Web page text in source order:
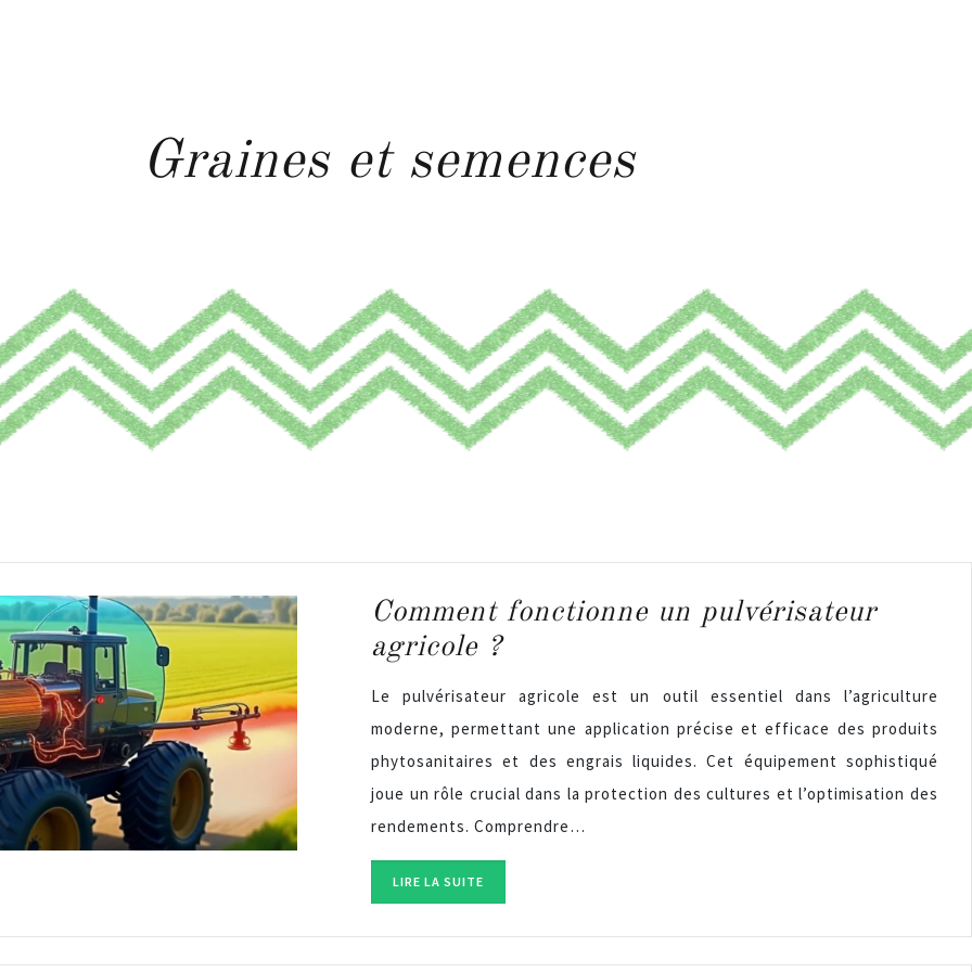
Graines et semences
Comment fonctionne un pulvérisateur
agricole ?
Le pulvérisateur agricole est un outil essentiel dans l’agriculture
moderne, permettant une application précise et efficace des produits
phytosanitaires et des engrais liquides. Cet équipement sophistiqué
joue un rôle crucial dans la protection des cultures et l’optimisation des
rendements. Comprendre…
LIRE LA SUITE